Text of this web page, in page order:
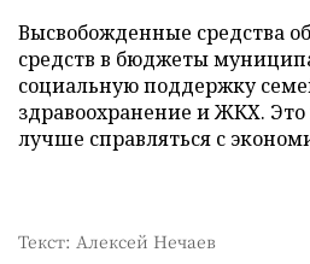
Высвобожденные средства
средств в бюджеты
социальную поддержку
здравоохранение и ЖКХ.
лучше справляться с
Текст: Алексей Нечаев